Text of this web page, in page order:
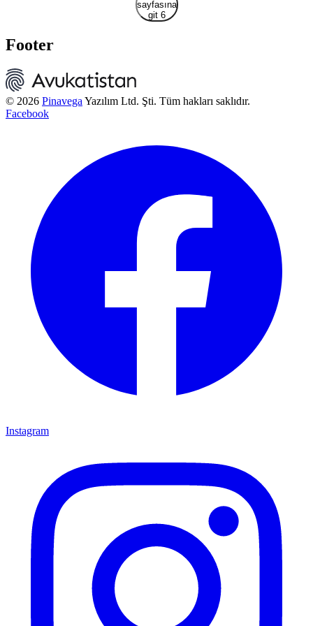
sayfasına
git 6
Footer
© 2026 Pinavega Yazılım Ltd. Şti. Tüm hakları saklıdır.
Facebook
Instagram